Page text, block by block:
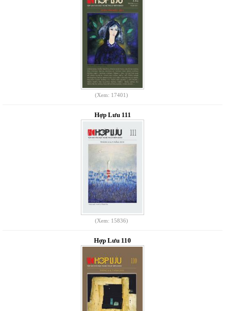
(Xem: 17401)
Hợp Lưu 111
(Xem: 15836)
Hợp Lưu 110